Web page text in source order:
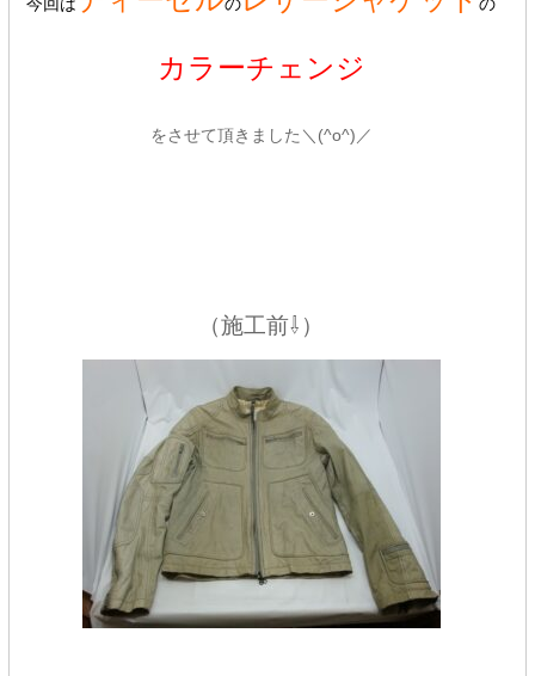
カラーチェンジ
をさせて頂きました＼(^o^)／
（施工前⇩）